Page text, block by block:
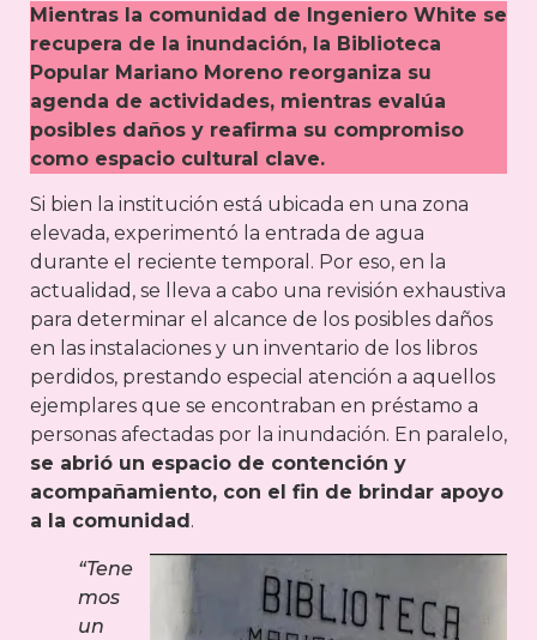
Mientras la comunidad de Ingeniero White se
recupera de la inundación, la Biblioteca
Popular Mariano Moreno reorganiza su
agenda de actividades, mientras evalúa
posibles daños y reafirma su compromiso
como espacio cultural clave.
Si bien la institución está ubicada en una zona
elevada, experimentó la entrada de agua
durante el reciente temporal. Por eso, en la
actualidad, se lleva a cabo una revisión exhaustiva
para determinar el alcance de los posibles daños
en las instalaciones y un inventario de los libros
perdidos, prestando especial atención a aquellos
ejemplares que se encontraban en préstamo a
personas afectadas por la inundación. En paralelo,
se abrió un espacio de contención y
acompañamiento, con el fin de brindar apoyo
a la comunidad .
“Tene
mos
un